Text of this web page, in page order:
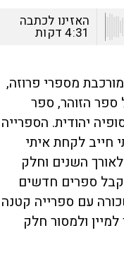
האזינו לכתבה
4:31דקות
מספרי פרוזה,
הזוהר, ספר
יהודית. הספרייה
חייב לקחת איתי
השנים וחלק
ספרים חדשים
עם ספרייה קטנה
ולמסור חלק